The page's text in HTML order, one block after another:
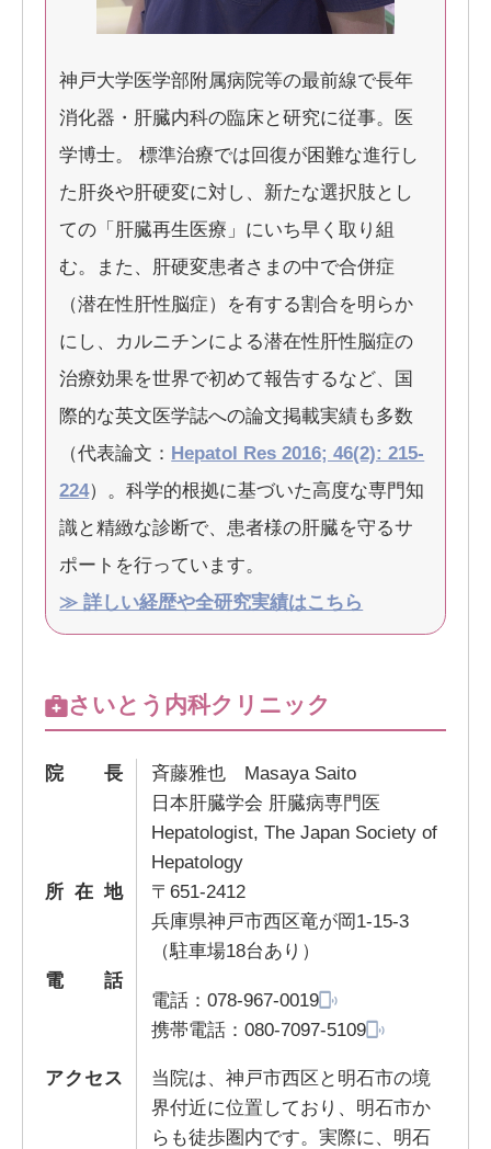
神戸大学医学部附属病院等の最前線で長年
消化器・肝臓内科の臨床と研究に従事。医
学博士。 標準治療では回復が困難な進行し
た肝炎や肝硬変に対し、新たな選択肢とし
ての「肝臓再生医療」にいち早く取り組
む。また、肝硬変患者さまの中で合併症
（潜在性肝性脳症）を有する割合を明らか
にし、カルニチンによる潜在性肝性脳症の
治療効果を世界で初めて報告するなど、国
際的な英文医学誌への論文掲載実績も多数
（代表論文： Hepatol Res 2016; 46(2): 215-
224）。科学的根拠に基づいた高度な専門知
識と精緻な診断で、患者様の肝臓を守るサ
ポートを行っています。
≫ 詳しい経歴や全研究実績はこちら
さいとう内科クリニック
院長
斉藤雅也 Masaya Saito
日本肝臓学会 肝臓病専門医
Hepatologist, The Japan Society of
Hepatology
所在地
〒651-2412
兵庫県神戸市西区竜が岡1-15-3
（駐車場18台あり）
電話
電話： 078-967-0019
携帯電話： 080-7097-5109
アクセス
当院は、神戸市西区と明石市の境
界付近に位置しており、明石市か
らも徒歩圏内です。実際に、明石